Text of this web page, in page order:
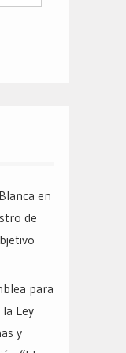
en
de
para
Ley
y